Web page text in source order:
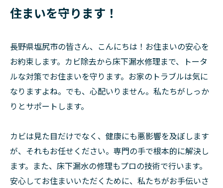
住まいを守ります！
長野県塩尻市の皆さん、こんにちは！お住まいの安心を
お約束します。カビ除去から床下漏水修理まで、トータ
ルな対策でお住まいを守ります。お家のトラブルは気に
なりますよね。でも、心配いりません。私たちがしっか
りとサポートします。
カビは見た目だけでなく、健康にも悪影響を及ぼします
が、それもお任せください。専門の手で根本的に解決し
ます。また、床下漏水の修理もプロの技術で行います。
安心してお住まいいただくために、私たちがお手伝いさ